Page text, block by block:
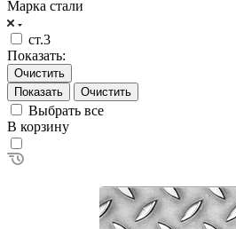
Марка стали
ст.3
Показать:
Очистить
Очистить
Выбрать все
В корзину